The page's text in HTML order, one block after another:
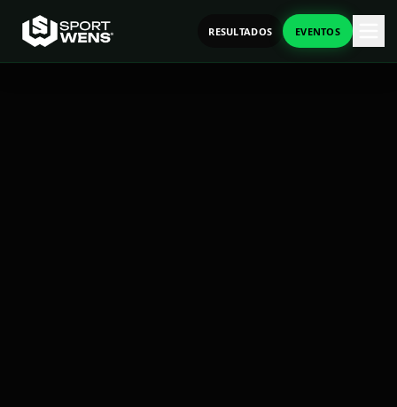
RESULTADOS EVENTOS